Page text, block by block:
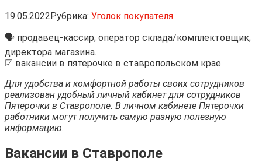
19.05.2022Рубрика: Уголок покупателя
🗣 продавец-кассир; оператор склада/комплектовщик;
директора магазина.
☑ вакансии в пятерочке в ставропольском крае
Для удобства и комфортной работы своих сотрудников
реализован удобный личный кабинет для сотрудников
Пятерочки в Ставрополе. В личном кабинете Пятерочки
работники могут получить самую разную полезную
информацию.
Вакансии в Ставрополе